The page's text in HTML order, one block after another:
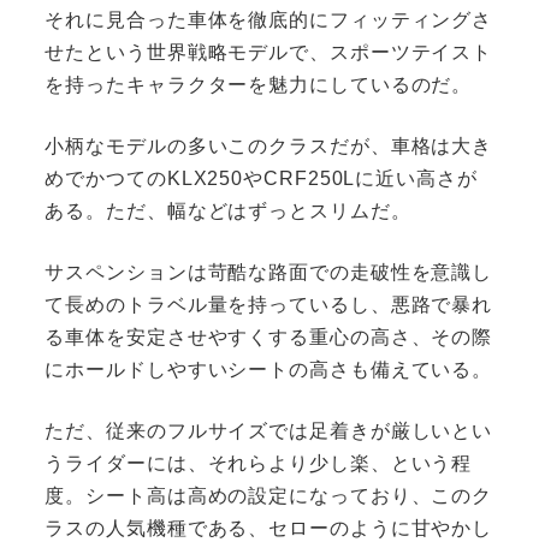
それに見合った車体を徹底的にフィッティングさ
せたという世界戦略モデルで、スポーツテイスト
を持ったキャラクターを魅力にしているのだ。
小柄なモデルの多いこのクラスだが、車格は大き
めでかつてのKLX250やCRF250Lに近い高さが
ある。ただ、幅などはずっとスリムだ。
サスペンションは苛酷な路面での走破性を意識し
て長めのトラベル量を持っているし、悪路で暴れ
る車体を安定させやすくする重心の高さ、その際
にホールドしやすいシートの高さも備えている。
ただ、従来のフルサイズでは足着きが厳しいとい
うライダーには、それらより少し楽、という程
度。シート高は高めの設定になっており、このク
ラスの人気機種である、セローのように甘やかし